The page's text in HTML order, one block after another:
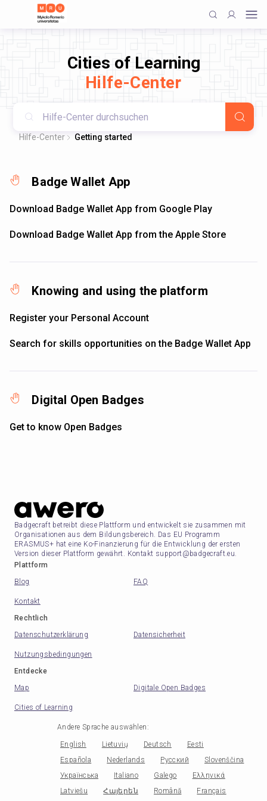
Cities of Learning
Hilfe-Center
Hilfe-Center Getting started
Badge Wallet App
Download Badge Wallet App from Google Play
Download Badge Wallet App from the Apple Store
Knowing and using the platform
Register your Personal Account
Search for skills opportunities on the Badge Wallet App
Digital Open Badges
Get to know Open Badges
Badgecraft betreibt diese Plattform und entwickelt sie zusammen mit
Organisationen aus dem Bildungsbereich. Das EU Programm
ERASMUS+ hat eine Ko-Finanzierung für die Entwicklung der ersten
Version dieser Plattform gewährt. Kontakt support@badgecraft.eu.
Plattform
Blog
FAQ
Kontakt
Rechtlich
Datenschutzerklärung
Datensicherheit
Nutzungsbedingungen
Entdecke
Map
Digitale Open Badges
Cities of Learning
Andere Sprache auswählen :
English Lietuvių Deutsch
Eesti
Española
Nederlands Русский
Slovenščina
Українська
Italiano Galego
Ελληνικά
Latviešu
Հայերեն Română Français